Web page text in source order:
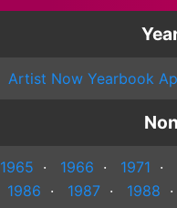
Artist Now Yearbook
1965 · 1966 · 1971 ·
1986 · 1987 · 1988 ·